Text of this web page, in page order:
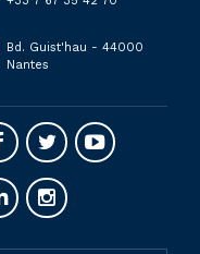
Bd. Guist'hau - 44000
Nantes